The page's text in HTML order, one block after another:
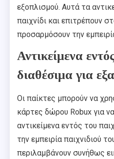
εξοπλισμού. Αυτά τα
παιχνίδι και επιτρέπουν
προσαρμόσουν την
Αντικείμενα
διαθέσιμα για
Οι παίκτες μπορούν να
κάρτες δώρου Robux για
αντικείμενα εντός του
την εμπειρία παιχνιδιού
περιλαμβάνουν συνήθως